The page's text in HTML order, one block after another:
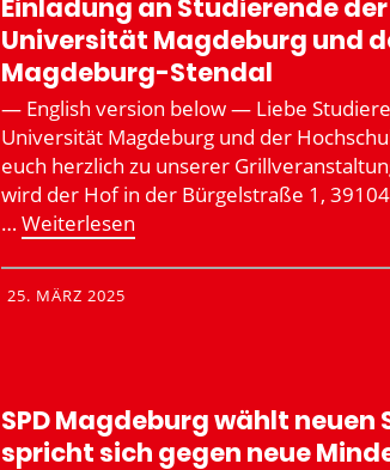
Einladung an Studie­rende
Univer­sität Magdeburg und
Magdeburg-Stendal
— English version below — Liebe
Univer­­­sität Magdeburg und der
euch herzlich zu unserer
wird der Hof in der Bürgel­straße 1,
…Weiter­lesen
25. MÄRZ 2025
SPD Magdeburg wählt
spricht sich gegen neue